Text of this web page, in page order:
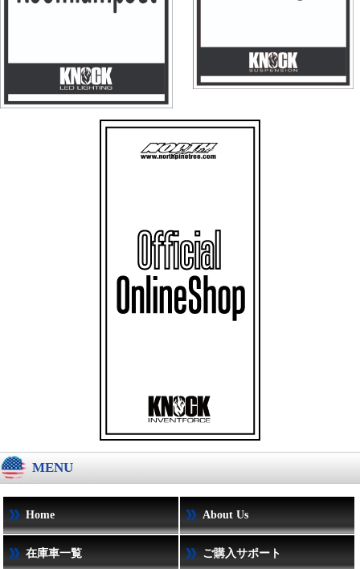
MENU
Home About Us
在庫車一覧 ご購入サポート